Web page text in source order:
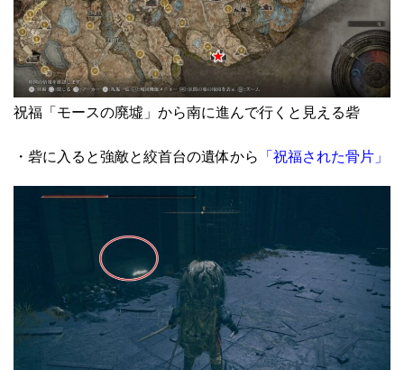
祝福「モースの廃墟」から南に進んで行くと見える砦
・砦に入ると強敵と絞首台の遺体から 「祝福された骨片」